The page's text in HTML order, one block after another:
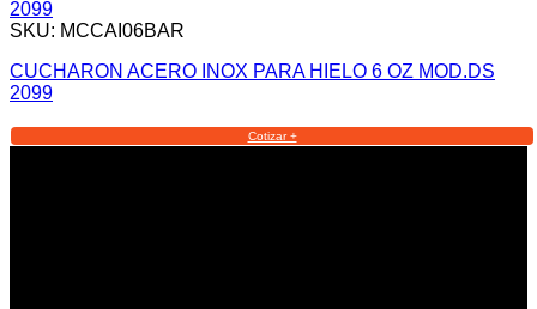
SKU: MCCAI06BAR
CUCHARON ACERO INOX PARA HIELO 6 OZ MOD.DS
2099
Cotizar +